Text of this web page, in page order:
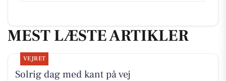
MEST LÆSTE ARTIKLER
VEJRET
Solrig dag med kant på vej